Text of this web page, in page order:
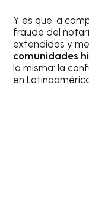
Y es que, a
fraude del
extendidos y
comunidades
la misma: la
en